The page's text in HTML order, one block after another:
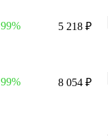
99% 5 218 ₽
99% 8 054 ₽